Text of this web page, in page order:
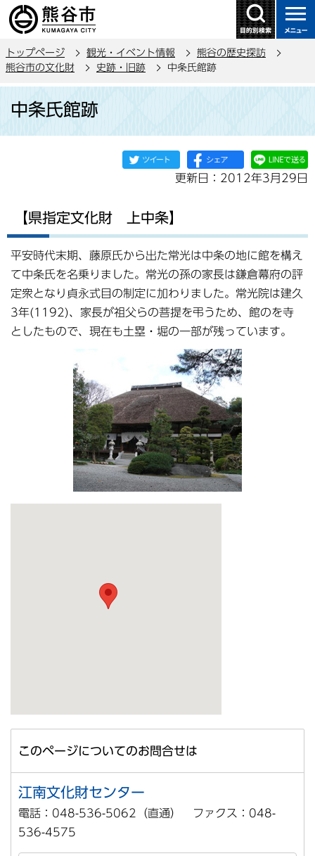
の
ー
トップページ 観光・イベント情報
熊谷の歴史探訪
熊谷市の文化財
史跡・旧跡 中条氏館跡
中条氏館跡
更新日：2012年3月29日
【県指定文化財 上中条】
平安時代末期、藤原氏から出た常光は中条の地に館を構え
て中条氏を名乗りました。常光の孫の家長は鎌倉幕府の評
定衆となり貞永式目の制定に加わりました。常光院は建久
3年(1192)、家長が祖父らの菩提を弔うため、館のを寺
としたもので、現在も土塁・堀の一部が残っています。
このページについてのお問合せは
江南文化財センター
電話：048-536-5062（直通） ファクス：048-
536-4575